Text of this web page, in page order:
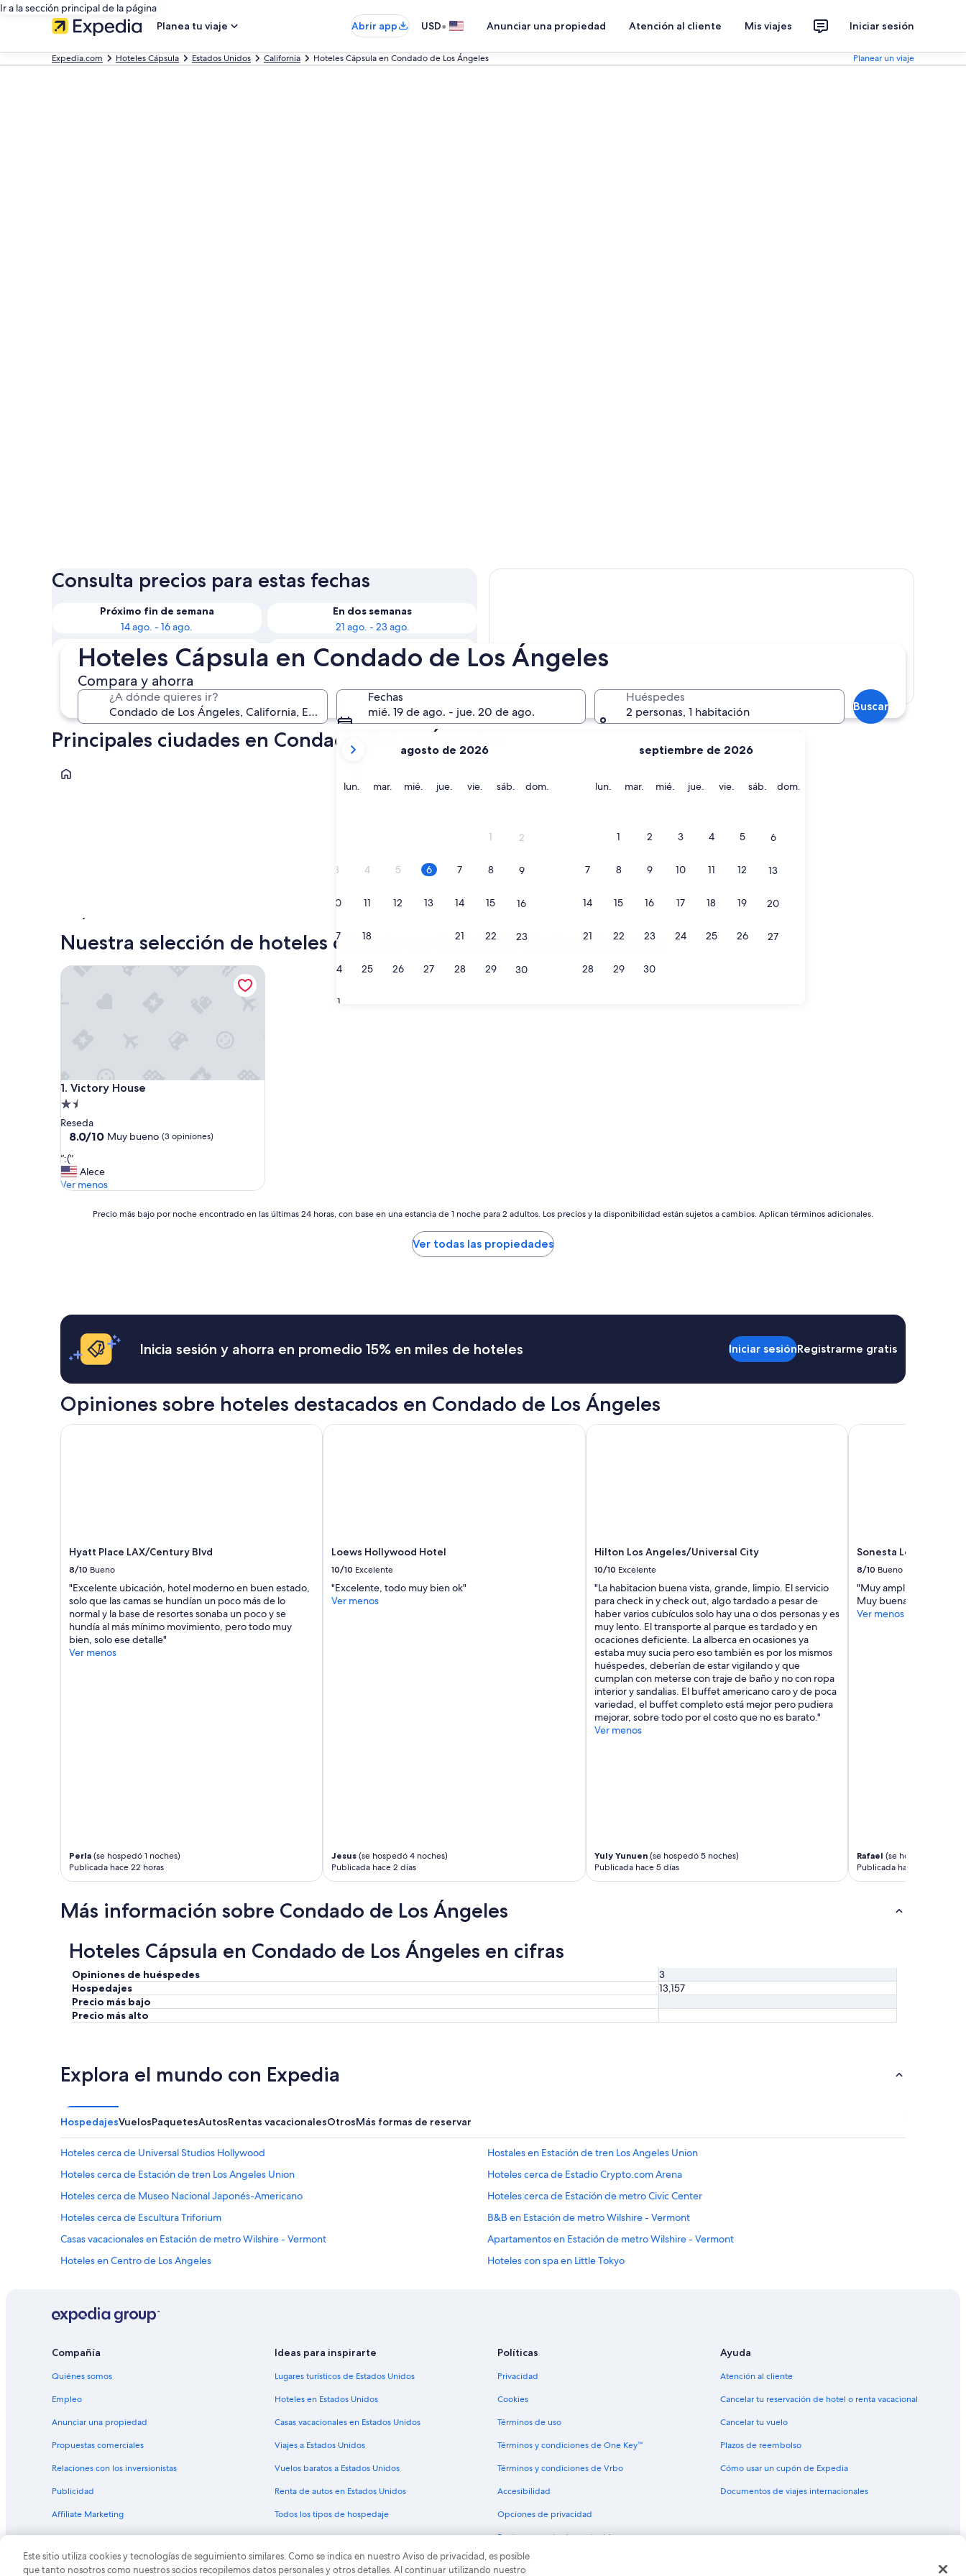
Ir a la sección principal de la página
Planea tu viaje
Abrir app USD• Anunciar una propiedad Atención al cliente Mis viajes Iniciar sesión
Expedia.com Hoteles Cápsula Estados Unidos California Hoteles Cápsula en Condado de Los Ángeles Planear un viaje
Hoteles Cápsula en Condado de Los Ángeles
Compara y ahorra
¿A dónde quieres ir?
Fechas
mié. 19 de ago. - jue. 20 de ago.
tus
meses
son
agosto de 2026
lun. lunesmar. martes
mié. miércoles
jue. jueves
vie. viernes
sáb. sábado
dom.
1 2
3 4 5 6 7 8 9
10 11 12 13 14 15 16
17 18 21 22 23
24 25 26 27 28 29 30
31
septiembre de 2026
lun. lunesmar. martes
mié. miércoles
jue. jueves
vie. viernes
sáb. sábado
dom.
1 2 3 4 5 6
7 8 9 10 11 12 13
14 15 16 17 18 19 20
21 22 23 24 25 26 27
28 29 30
Huéspedes
2 personas, 1 habitación
Buscar
Consulta precios para estas fechas
Próximo fin de semana
14 ago. - 16 ago.
En dos semanas
21 ago. - 23 ago.
En un mes
4 sept. - 6 sept.
En dos meses
2 oct. - 4 oct.
Mostrar mapa
Principales ciudades en Condado de Los Ángeles
Los Ángeles
Nuestra selección de hoteles cápsula en Condado de Los Ángeles
1. Victory House
Victory House
Propiedad
de
1.5
estrellas
Reseda
8.0
10,
Muy
bueno,
opiniones)
8.0/10 Muy bueno (3 opiniones)
“
:
(
“:(”
Alece
Ver menos
Victory House
últimas
horas,
con
en
una
estancia
de
1
disponibilidad
están
sujetos
cambios.
Aplican
términos
adicionales.
Precio más bajo por noche encontrado en las últimas 24 horas, con base en una estancia de 1 noche para 2 adultos. Los precios y la disponibilidad están sujetos a cambios. Aplican términos adicionales.
Ver todas las propiedades
Inicia sesión y ahorra en promedio 15% en miles de hoteles Iniciar sesiónRegistrarme gratis
Opiniones sobre hoteles destacados en Condado de Los Ángeles
Hyatt Place LAX/Century Blvd
8/10 Bueno
"Excelente ubicación, hotel moderno en buen estado,
solo que las camas se hundían un poco más de lo
normal y la base de resortes sonaba un poco y se
hundía al más mínimo movimiento, pero todo muy
bien, solo ese detalle"
Ver menos
Perla (se hospedó 1 noches)
Publicada hace 22 horas
Hyatt Place LAX/Century Blvd
Loews Hollywood Hotel
10/10 Excelente
"Excelente, todo muy bien ok"
Ver menos
Jesus (se hospedó 4 noches)
Publicada hace 2 días
Loews Hollywood Hotel
Hilton Los Angeles/Universal City
10/10 Excelente
"La habitacion buena vista, grande, limpio. El servicio
para check in y check out, algo tardado a pesar de
haber varios cubículos solo hay una o dos personas y es
muy lento. El transporte al parque es tardado y en
ocaciones deficiente. La alberca en ocasiones ya
estaba muy sucia pero eso también es por los mismos
huéspedes, deberían de estar vigilando y que
cumplan con meterse con traje de baño y no con ropa
interior y sandalias. El buffet americano caro y de poca
variedad, el buffet completo está mejor pero pudiera
mejorar, sobre todo por el costo que no es barato."
Ver menos
Yuly Yunuen(se hospedó 5 noches)
Publicada hace 5 días
Hilton Los Angeles/Universal City
Sonesta Los Angeles
8/10 Bueno
"Muy amplio y cómodo
Muy buena opción si
Ver menos
Rafael (se hospedó 3
Publicada hace 5 días
Sonesta Los Angeles
Más información sobre Condado de Los Ángeles
Hoteles Cápsula en Condado de Los Ángeles en cifras
Opiniones de huéspedes
3
Hospedajes
13,157
Precio más bajo
Precio más alto
Explora el mundo con Expedia
HospedajesVuelosPaquetesAutosRentas vacacionalesOtrosMás formas de reservar
Hoteles cerca de Universal Studios Hollywood
Hostales en Estación de tren Los Angeles Union
Hoteles cerca de Estación de tren Los Angeles Union
Hoteles cerca de Estadio Crypto.com Arena
Hoteles cerca de Museo Nacional Japonés-Americano
Hoteles cerca de Estación de metro Civic Center
Hoteles cerca de Escultura Triforium
B&B en Estación de metro Wilshire - Vermont
Casas vacacionales en Estación de metro Wilshire - Vermont
Apartamentos en Estación de metro Wilshire - Vermont
Hoteles en Centro de Los Angeles
Hoteles con spa en Little Tokyo
Hoteles con desayuno incluido en Little Tokyo
Hoteles con vista en Little Tokyo
Hoteles gay friendly en Little Tokyo
Casas de huéspedes en Los Ángeles
Casas vacacionales en Los Ángeles
Casas rurales en Los Ángeles
Castillos en Los Ángeles
Chalets en Los Ángeles
Resorts en Los Ángeles
Condominios en Los Ángeles
Hostales en Los Ángeles
Hoteles Cápsula en Los Ángeles
Compañía
Quiénes somos
Empleo
Anunciar una propiedad
Propuestas comerciales
Relaciones con los inversionistas
Publicidad
Affiliate Marketing
Ideas para inspirarte
Lugares turísticos de Estados Unidos
Hoteles en Estados Unidos
Casas vacacionales en Estados Unidos
Viajes a Estados Unidos
Vuelos baratos a Estados Unidos
Renta de autos en Estados Unidos
Todos los tipos de hospedaje
Políticas
Privacidad
Cookies
Términos de uso
Términos y condiciones de One Key™
Términos y condiciones de Vrbo
Accesibilidad
Opciones de privacidad
Pautas y reporte de contenido
Ayuda
Atención al cliente
Cancelar tu reservación de hotel o renta vacacional
Cancelar tu vuelo
Plazos de reembolso
Cómo usar un cupón de Expedia
Documentos de viajes internacionales
© 2026 Expedia, Inc., una empresa de Expedia Group. Todos los derechos reservados. Expedia y el logo de Expedia son marcas registradas o marcas comerciales de Expedia, Inc. CST# 2029030-50.
Este sitio utiliza cookies y tecnologías de seguimiento similares. Como se indica en nuestro Aviso de privacidad, es posible
que tanto nosotros como nuestros socios recopilemos datos personales y otros detalles. Al continuar utilizando nuestro